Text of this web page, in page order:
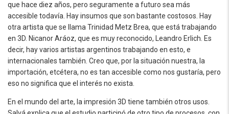
que hace diez años, pero seguramente a futuro sea más
accesible todavía. Hay insumos que son bastante costosos. Hay
otra artista que se llama Trinidad Metz Brea, que está trabajando
en 3D. Nicanor Aráoz, que es muy reconocido, Leandro Erlich. Es
decir, hay varios artistas argentinos trabajando en esto, e
internacionales también. Creo que, por la situación nuestra, la
importación, etcétera, no es tan accesible como nos gustaría, pero
eso no significa que el interés no exista.
En el mundo del arte, la impresión 3D tiene también otros usos.